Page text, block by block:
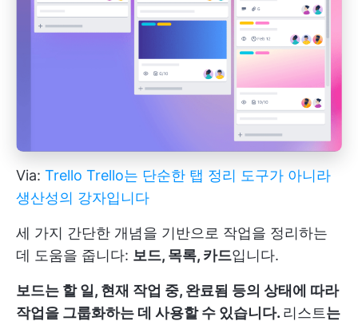
Via: Trello Trello는 단순한 탭 정리 도구가 아니라
생산성의 강자입니다
세 가지 간단한 개념을 기반으로 작업을 정리하는
데 도움을 줍니다: 보드, 목록, 카드입니다.
보드는 할 일, 현재 작업 중, 완료됨 등의 상태에 따라
작업을 그룹화하는 데 사용할 수 있습니다. 리스트는